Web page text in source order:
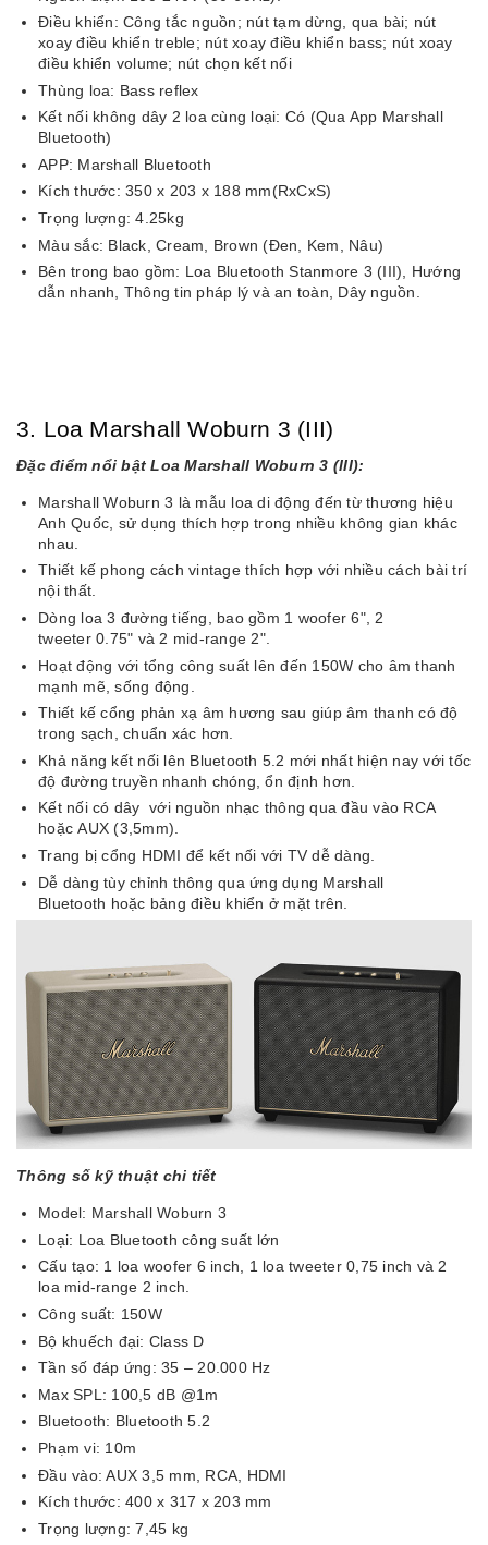
Điều khiển: Công tắc nguồn; nút tạm dừng, qua bài; nút
xoay điều khiển treble; nút xoay điều khiển bass; nút xoay
điều khiển volume; nút chọn kết nối
Thùng loa: Bass reflex
Kết nối không dây 2 loa cùng loại: Có (Qua App Marshall
Bluetooth)
APP: Marshall Bluetooth
Kích thước: 350 x 203 x 188 mm(RxCxS)
Trọng lượng: 4.25kg
Màu sắc: Black, Cream, Brown (Đen, Kem, Nâu)
Bên trong bao gồm: Loa Bluetooth Stanmore 3 (III), Hướng
dẫn nhanh, Thông tin pháp lý và an toàn, Dây nguồn.
3. Loa Marshall Woburn 3 (III)
Đặc điểm nổi bật Loa Marshall Woburn 3 (III):
Marshall Woburn 3 là mẫu loa di động đến từ thương hiệu
Anh Quốc, sử dụng thích hợp trong nhiều không gian khác
nhau.
Thiết kế phong cách vintage thích hợp với nhiều cách bài trí
nội thất.
Dòng loa 3 đường tiếng, bao gồm 1 woofer 6", 2
tweeter 0.75" và 2 mid-range 2".
Hoạt động với tổng công suất lên đến 150W cho âm thanh
mạnh mẽ, sống động.
Thiết kế cổng phản xạ âm hương sau giúp âm thanh có độ
trong sạch, chuẩn xác hơn.
Khả năng kết nối lên Bluetooth 5.2 mới nhất hiện nay với tốc
độ đường truyền nhanh chóng, ổn định hơn.
Kết nối có dây với nguồn nhạc thông qua đầu vào RCA
hoặc AUX (3,5mm).
Trang bị cổng HDMI để kết nối với TV dễ dàng.
Dễ dàng tùy chỉnh thông qua ứng dụng Marshall
Bluetooth hoặc bảng điều khiển ở mặt trên.
Thông số kỹ thuật chi tiết
Model: Marshall Woburn 3
Loại: Loa Bluetooth công suất lớn
Cấu tạo: 1 loa woofer 6 inch, 1 loa tweeter 0,75 inch và 2
loa mid-range 2 inch.
Công suất: 150W
Bộ khuếch đại: Class D
Tần số đáp ứng: 35 – 20.000 Hz
Max SPL: 100,5 dB @1m
Bluetooth: Bluetooth 5.2
Phạm vi: 10m
Đầu vào: AUX 3,5 mm, RCA, HDMI
Kích thước: 400 x 317 x 203 mm
Trọng lượng: 7,45 kg